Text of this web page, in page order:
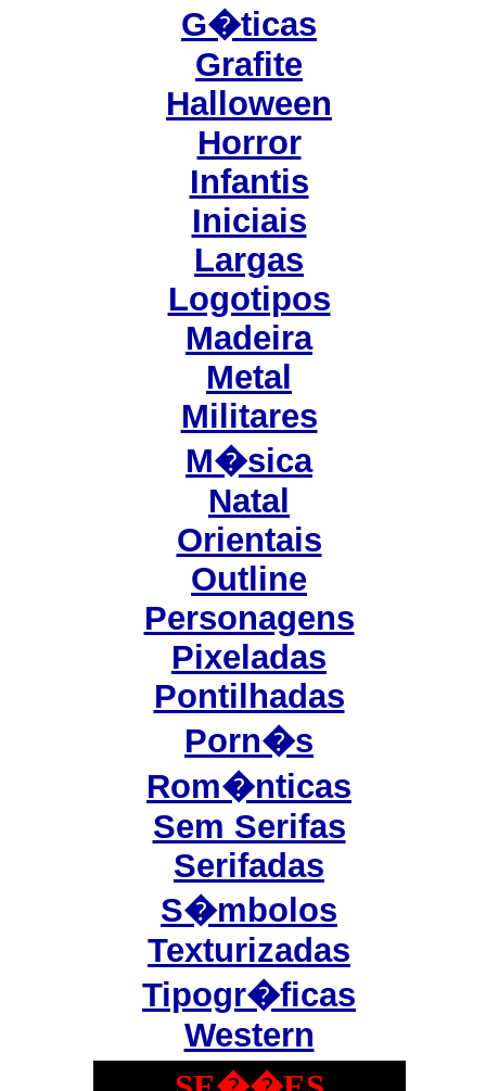
G�ticas
Grafite
Halloween
Horror
Infantis
Iniciais
Largas
Logotipos
Madeira
Metal
Militares
M�sica
Natal
Orientais
Outline
Personagens
Pixeladas
Pontilhadas
Porn�s
Rom�nticas
Sem Serifas
Serifadas
S�mbolos
Texturizadas
Tipogr�ficas
Western